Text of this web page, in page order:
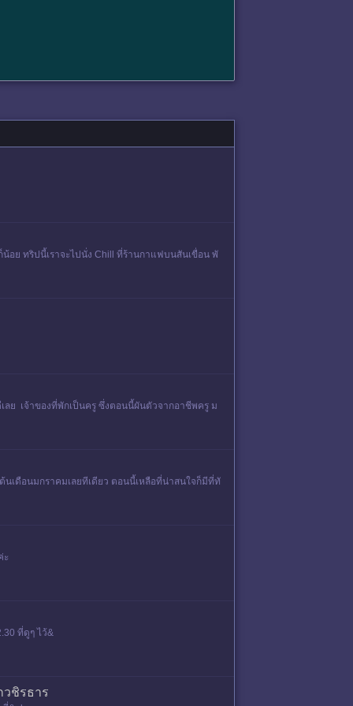
อย ทริปนี้เราจะไปนั่ง Chill ที่ร้านกาแฟบนสันเขื่อน พั
ย เจ้าของที่พักเป็นครู ซึ่งตอนนี้ผันตัวจากอาชีพครู ม
นเดือนมกราคมเลยทีเดียว ตอนนี้เหลือที่น่าสนใจก็มีที่ทั
ะ
ที่ดูๆ ไว้&
ชิรธาร